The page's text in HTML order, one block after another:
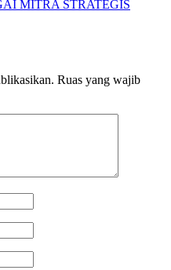
MITRA STRATEGIS
Ruas yang wajib